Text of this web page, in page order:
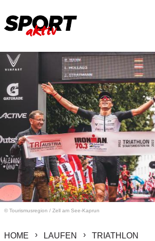
© Tourismusregion / Zell am See-Kaprun
HOME LAUFEN TRIATHLON